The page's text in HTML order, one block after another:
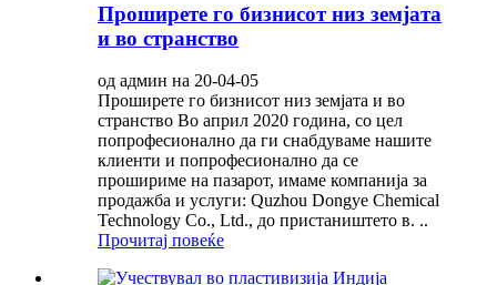
Проширете го бизнисот низ земјата
и во странство
од админ на 20-04-05
Проширете го бизнисот низ земјата и во
странство Во април 2020 година, со цел
попрофесионално да ги снабдуваме нашите
клиенти и попрофесионално да се
прошириме на пазарот, имаме компанија за
продажба и услуги: Quzhou Dongye Chemical
Technology Co., Ltd., до пристаништето в. ..
Прочитај повеќе